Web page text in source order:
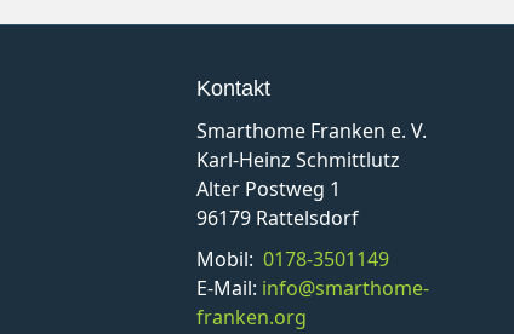
Kontakt
Smarthome Franken e. V.
Karl-Heinz Schmittlutz
Alter Postweg 1
96179 Rattelsdorf
Mobil: 0178-3501149
E-Mail: info@smarthome-
franken.org